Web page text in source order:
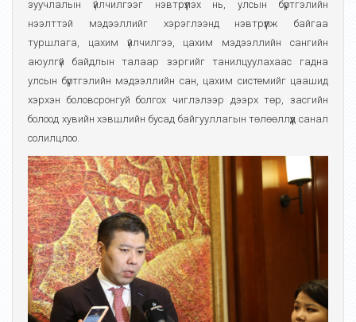
зуучлалын үйлчилгээг нэвтрүүлэх нь, улсын бүртгэлийн
нээлттэй мэдээллийг хэрэглээнд нэвтрүүлж байгаа
туршлага, цахим үйлчилгээ, цахим мэдээллийн сангийн
аюулгүй байдлын талаар зэргийг танилцуулахаас гадна
улсын бүртгэлийн мэдээллийн сан, цахим системийг цаашид
хэрхэн боловсронгуй болгох чиглэлээр дээрх төр, засгийн
болоод хувийн хэвшлийн бусад байгууллагын төлөөллүүд санал
солилцлоо.